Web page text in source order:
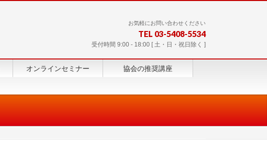
お気軽にお問い合わせください
TEL 03-5408-5534
受付時間 9:00 - 18:00 [ 土・日・祝日除く ]
オンラインセミナー 協会の推奨講座